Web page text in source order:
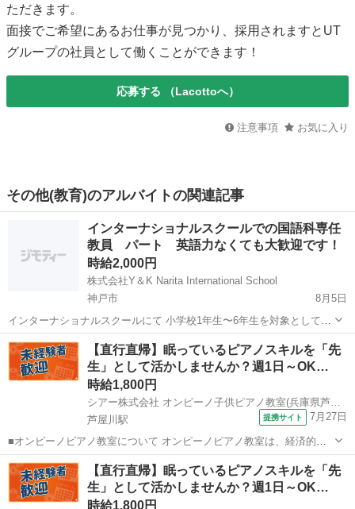
ただきます。
面接でご希望にあるお仕事が見つかり、採用されますとUT
グループの社員として働くことができます！
応募する （Lacottoへ）
注意事項 お気に入り
その他(教育)のアルバイトの関連記事
インターナショナルスクールでの国語科専任
教員 パート 英語力なくても大歓迎です！
時給2,000円
株式会社Y＆K Narita International School
神戸市
8月5日
インターナショナルスクールにて 小学校1年生〜6年生を対象として国
語科専任講師を募集中です！ クラス定員16名程度となります。 クラス
担任は別にいますので、国語科の授業だけをご担当いただきます。 留
学経験や海外での教...
兵庫 神戸市 その他 インターナショナルスクール
【直行直帰】眠っているピアノスキルを「先
生」として活かしませんか？週1日～OK…
時給1,800円
シアー株式会社 オンピーノ子供ピアノ教室(兵庫県芦屋市)
芦屋川駅
提携サイト 7月27日
■オンピーノピアノ教室について オンピーノピアノ教室は、経済的な
事情に左右されることなく、すべての子どもたちが平等に音楽を学べ
る場所をつくりたい!という想いから生まれました。 出張レッスンとい
う形を採用することで、 「近...
兵庫 芦屋市 芦屋川駅 インストラクター
【直行直帰】眠っているピアノスキルを「先
生」として活かしませんか？週1日～OK…
時給1,800円